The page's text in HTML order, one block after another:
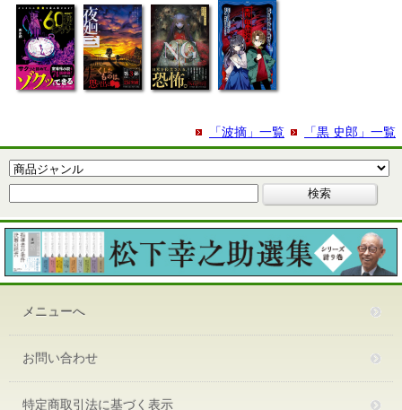
「黒 史郎」一覧
「波摘」一覧
メニューへ
お問い合わせ
特定商取引法に基づく表示